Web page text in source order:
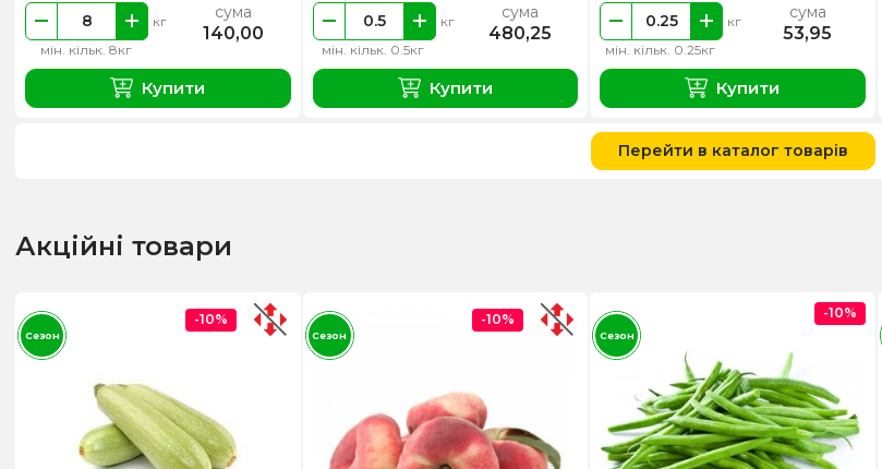
мін. кільк. 8кг
кг сума
140,00
Купити
мін. кільк. 0.5кг
кг сума
480,25
Купити
мін. кільк. 0.25кг
кг сума
53,95
Купити
Перейти в каталог товарів
Акційні товари
-10%
Сезон
-10%
Сезон
-10%
Сезон